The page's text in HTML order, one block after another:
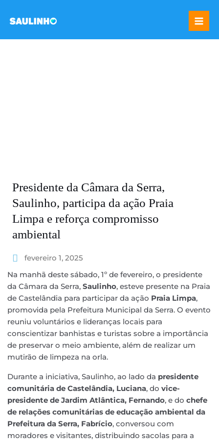
para
conteúdo
Presidente da Câmara da Serra,
Saulinho, participa da ação Praia
Limpa e reforça compromisso
ambiental
fevereiro 1, 2025
Na manhã deste sábado, 1º de fevereiro, o presidente
da Câmara da Serra, Saulinho, esteve presente na Praia
de Castelândia para participar da ação Praia Limpa,
promovida pela Prefeitura Municipal da Serra. O evento
reuniu voluntários e lideranças locais para
conscientizar banhistas e turistas sobre a importância
de preservar o meio ambiente, além de realizar um
mutirão de limpeza na orla.
Durante a iniciativa, Saulinho, ao lado da presidente
comunitária de Castelândia, Luciana, do vice-
presidente de Jardim Atlântica, Fernando, e do chefe
de relações comunitárias de educação ambiental da
Prefeitura da Serra, Fabrício, conversou com
moradores e visitantes, distribuindo sacolas para a